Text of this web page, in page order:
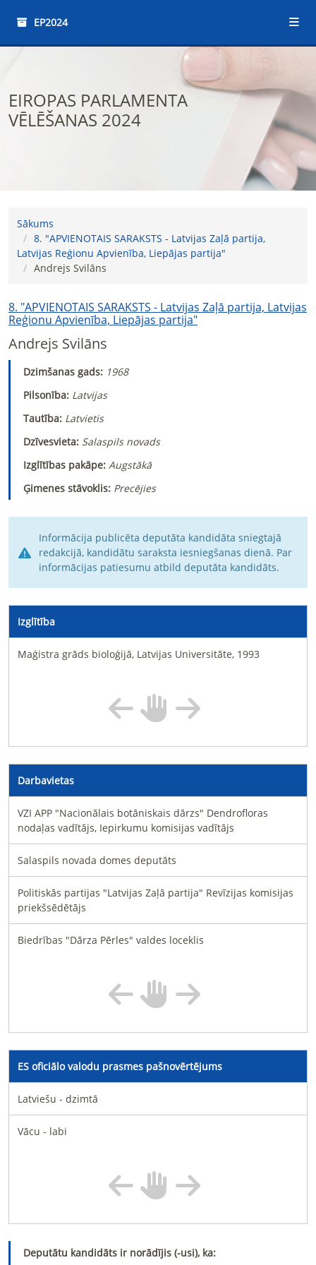
EP2024
EIROPAS PARLAMENTA
VĒLĒŠANAS 2024
Sākums
8. "APVIENOTAIS SARAKSTS - Latvijas Zaļā partija,
Latvijas Reģionu Apvienība, Liepājas partija"
Andrejs Svilāns
8. "APVIENOTAIS SARAKSTS - Latvijas Zaļā partija, Latvijas
Reģionu Apvienība, Liepājas partija"
Andrejs Svilāns
Dzimšanas gads: 1968
Pilsonība: Latvijas
Tautība: Latvietis
Dzīvesvieta: Salaspils novads
Izglītības pakāpe: Augstākā
Ģimenes stāvoklis: Precējies
Informācija publicēta deputāta kandidāta sniegtajā
redakcijā, kandidātu saraksta iesniegšanas dienā. Par
informācijas patiesumu atbild deputāta kandidāts.
Izglītība
Maģistra grāds bioloģijā, Latvijas Universitāte, 1993
Darbavietas
VZI APP "Nacionālais botāniskais dārzs" Dendrofloras
nodaļas vadītājs, Iepirkumu komisijas vadītājs
Salaspils novada domes deputāts
Politiskās partijas "Latvijas Zaļā partija" Revīzijas komisijas
priekšsēdētājs
Biedrības "Dārza Pērles" valdes loceklis
ES oficiālo valodu prasmes pašnovērtējums
Latviešu - dzimtā
Vācu - labi
Deputātu kandidāts ir norādījis (-usi), ka: